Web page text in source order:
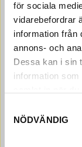
för sociala
vidarebefordrar
information från
annons- och
Dessa kan i sin
information
NÖDVÄNDIG
FÄRG BM
FA995 Ref. nr
Webblager